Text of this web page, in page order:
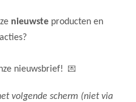
1-3 werkdagen
Neem contact
nieuwste producten en
acties?
nieuwsbrief! 💌
volgende scherm (niet via